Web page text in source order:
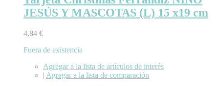
JESÚS Y MASCOTAS (L) 15 x19 cm
4,84 €
Fuera de existencia
Agregar a la lista de artículos de interés
| Agregar a la lista de comparación